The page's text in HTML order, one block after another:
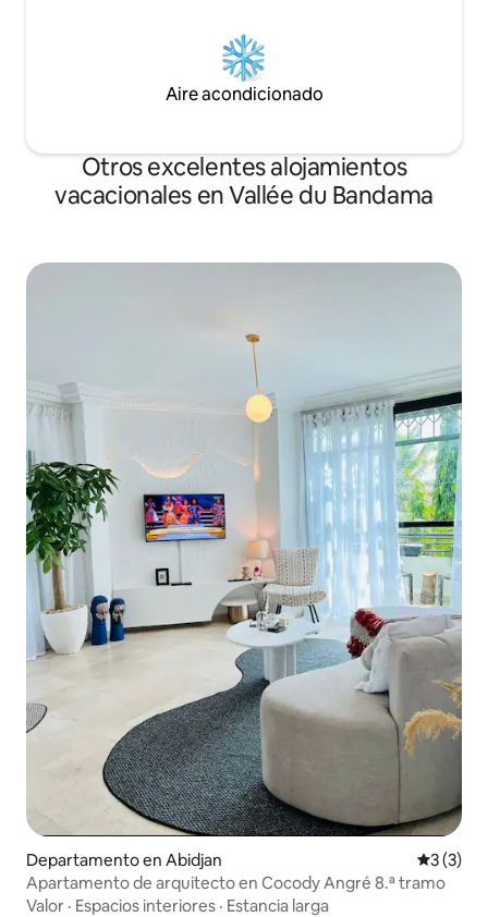
Aire acondicionado
Otros excelentes alojamientos
vacacionales en Vallée du Bandama
Departamento en Abidjan
3 (3)
Apartamento de arquitecto en Cocody Angré 8.ª tramo
Valor · Espacios interiores · Estancia larga